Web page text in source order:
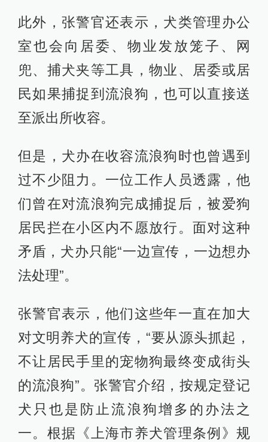
此外，张警官还表示，犬类管理办公
室也会向居委、物业发放笼子、网
兜、捕犬夹等工具，物业、居委或居
民如果捕捉到流浪狗，也可以直接送
至派出所收容。
但是，犬办在收容流浪狗时也曾遇到
过不少阻力。一位工作人员透露，他
们曾在对流浪狗完成捕捉后，被爱狗
居民拦在小区内不愿放行。面对这种
矛盾，犬办只能“一边宣传，一边想办
法处理”。
张警官表示，他们这些年一直在加大
对文明养犬的宣传，“要从源头抓起，
不让居民手里的宠物狗最终变成街头
的流浪狗”。张警官介绍，按规定登记
犬只也是防止流浪狗增多的办法之
一。根据《上海市养犬管理条例》规